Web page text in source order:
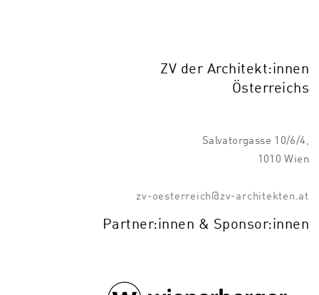
ZV der Architekt:innen
Österreichs
Salvatorgasse 10/6/4,
1010 Wien
zv-oesterreich@zv-architekten.at
Partner:innen & Sponsor:innen